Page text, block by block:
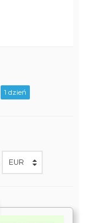
1 dzień